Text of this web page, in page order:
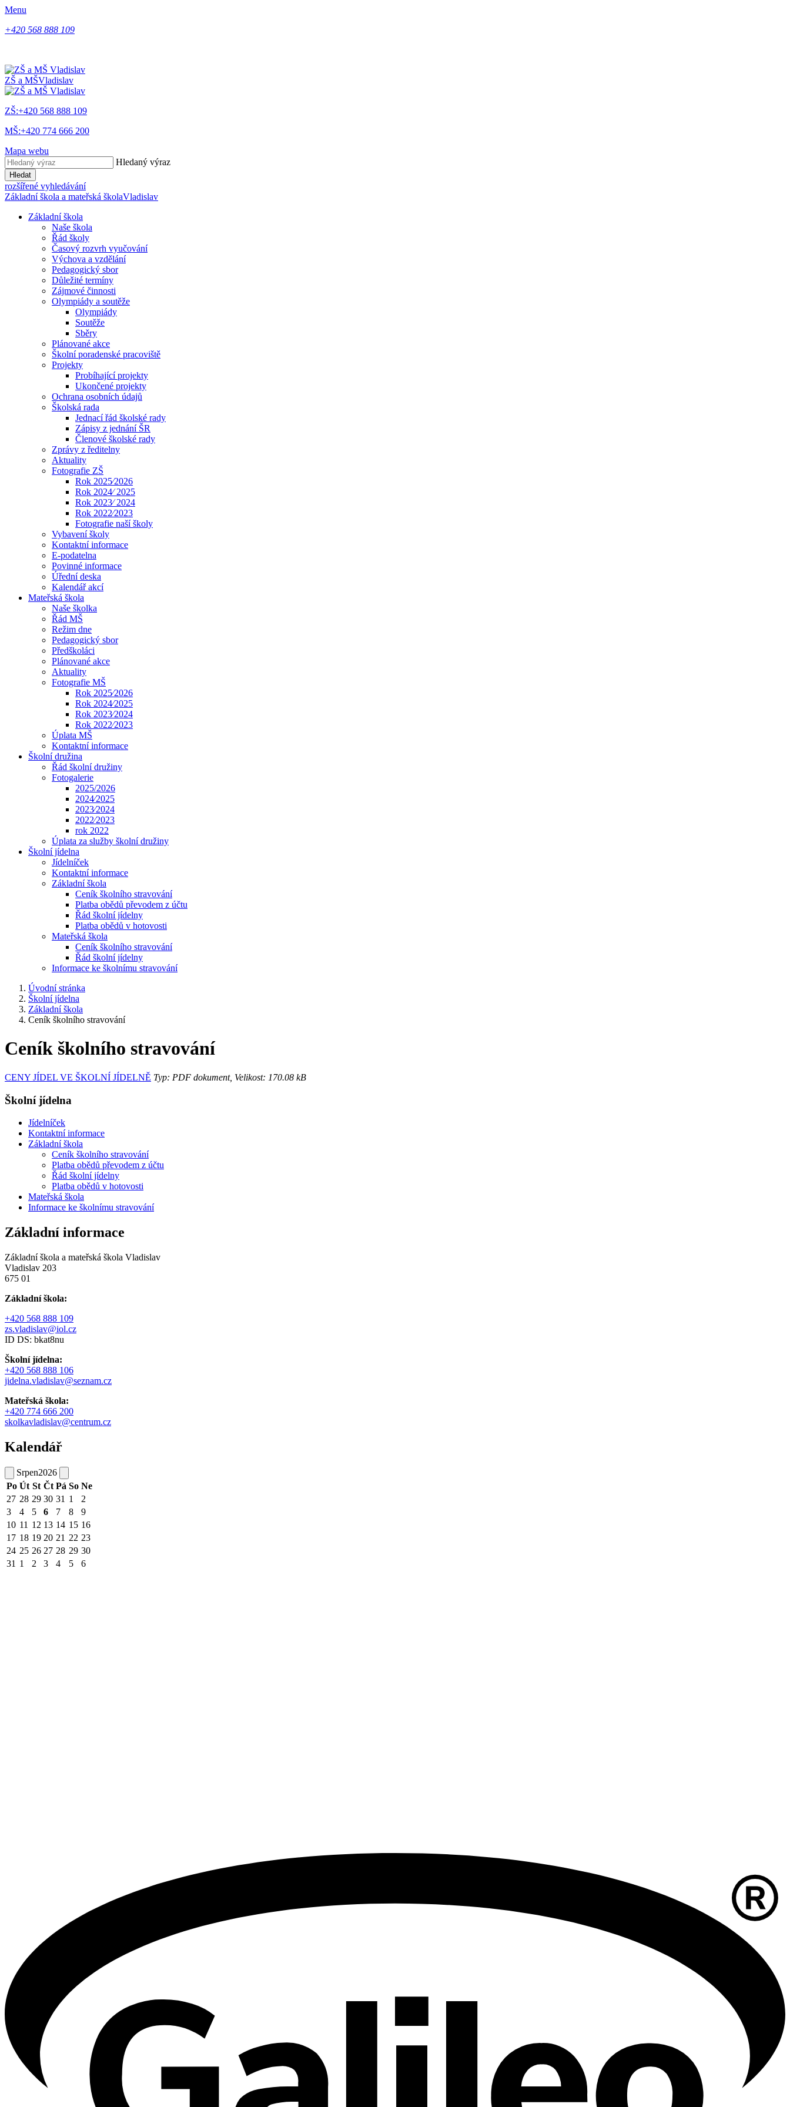
Menu
+420 568 888 109
ZŠ a MŠVladislav
ZŠ:+420 568 888 109
MŠ:+420 774 666 200
Mapa webu
Hledaný výraz
Hledat
rozšířené vyhledávání
Základní škola a mateřská školaVladislav
Základní škola
Naše škola
Řád školy
Časový rozvrh vyučování
Výchova a vzdělání
Pedagogický sbor
Důležité termíny
Zájmové činnosti
Olympiády a soutěže
Olympiády
Soutěže
Sběry
Plánované akce
Školní poradenské pracoviště
Projekty
Probíhající projekty
Ukončené projekty
Ochrana osobních údajů
Školská rada
Jednací řád školské rady
Zápisy z jednání ŠR
Členové školské rady
Zprávy z ředitelny
Aktuality
Fotografie ZŠ
Rok 2025⁄2026
Rok 2024⁄ 2025
Rok 2023⁄ 2024
Rok 2022⁄2023
Fotografie naší školy
Vybavení školy
Kontaktní informace
E-podatelna
Povinné informace
Úřední deska
Kalendář akcí
Mateřská škola
Naše školka
Řád MŠ
Režim dne
Pedagogický sbor
Předškoláci
Plánované akce
Aktuality
Fotografie MŠ
Rok 2025⁄2026
Rok 2024⁄2025
Rok 2023⁄2024
Rok 2022⁄2023
Úplata MŠ
Kontaktní informace
Školní družina
Řád školní družiny
Fotogalerie
2025/2026
2024⁄2025
2023⁄2024
2022⁄2023
rok 2022
Úplata za služby školní družiny
Školní jídelna
Jídelníček
Kontaktní informace
Základní škola
Ceník školního stravování
Platba obědů převodem z účtu
Řád školní jídelny
Platba obědů v hotovosti
Mateřská škola
Ceník školního stravování
Řád školní jídelny
Informace ke školnímu stravování
Úvodní stránka
Školní jídelna
Základní škola
Ceník školního stravování
Ceník školního stravování
CENY JÍDEL VE ŠKOLNÍ JÍDELNĚ Typ: PDF dokument, Velikost: 170.08 kB
Školní jídelna
Jídelníček
Kontaktní informace
Základní škola
Ceník školního stravování
Platba obědů převodem z účtu
Řád školní jídelny
Platba obědů v hotovosti
Mateřská škola
Informace ke školnímu stravování
Základní informace
Základní škola a mateřská škola Vladislav
Vladislav 203
675 01
Základní škola:
+420 568 888 109
zs.vladislav@iol.cz
ID DS: bkat8nu
Školní jídelna:
+420 568 888 106
jidelna.vladislav@seznam.cz
Mateřská škola:
+420 774 666 200
skolkavladislav@centrum.cz
Kalendář
Srpen2026
Po Út St Čt Pá So Ne
27 28 29 30 31 1
2
3
4 5 6 7 8
9
10 11 12 13 14 15 16
17 18 19 20 21 22 23
24 25 26 27 28 29 30
31 1 2 3 4 5 6